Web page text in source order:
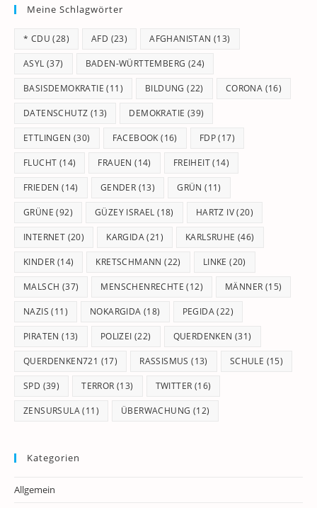
Meine Schlagwörter
* CDU (28) AFD (23) AFGHANISTAN (13)
ASYL (37) BADEN-WÜRTTEMBERG (24)
BASISDEMOKRATIE (11) BILDUNG (22) CORONA (16)
DATENSCHUTZ (13) DEMOKRATIE (39)
ETTLINGEN (30) FACEBOOK (16) FDP(17)
FLUCHT (14) FRAUEN (14) FREIHEIT(14)
FRIEDEN (14) GENDER (13) GRÜN (11)
GRÜNE (92) GÜZEY ISRAEL (18) HARTZ IV(20)
INTERNET (20) KARGIDA(21) KARLSRUHE (46)
KINDER (14) KRETSCHMANN (22) LINKE (20)
MALSCH (37) MENSCHENRECHTE (12) MÄNNER (15)
NAZIS (11) NOKARGIDA (18) PEGIDA(22)
PIRATEN (13) POLIZEI (22) QUERDENKEN (31)
QUERDENKEN721 (17) RASSISMUS (13) SCHULE (15)
SPD (39) TERROR (13) TWITTER (16)
ZENSURSULA(11) ÜBERWACHUNG (12)
Kategorien
Allgemein